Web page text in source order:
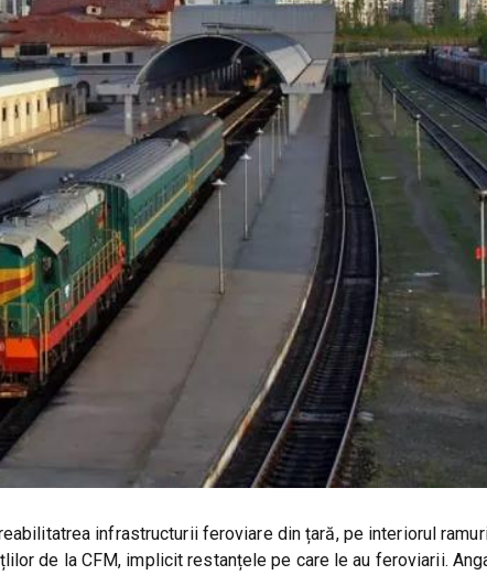
infrastructurii feroviare din țară, pe interiorul
de la CFM, implicit restanțele pe care le au feroviarii.